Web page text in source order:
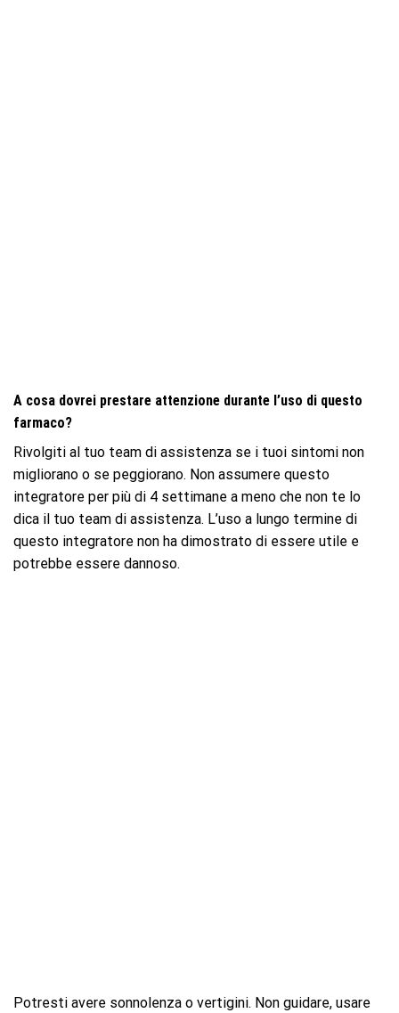
A cosa dovrei prestare attenzione durante l’uso di questo
farmaco?
Rivolgiti al tuo team di assistenza se i tuoi sintomi non
migliorano o se peggiorano. Non assumere questo
integratore per più di 4 settimane a meno che non te lo
dica il tuo team di assistenza. L’uso a lungo termine di
questo integratore non ha dimostrato di essere utile e
potrebbe essere dannoso.
Potresti avere sonnolenza o vertigini. Non guidare, usare